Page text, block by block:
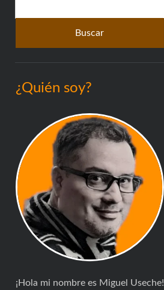
¿Quién soy?
¡Hola mi nombre es Miguel Useche!